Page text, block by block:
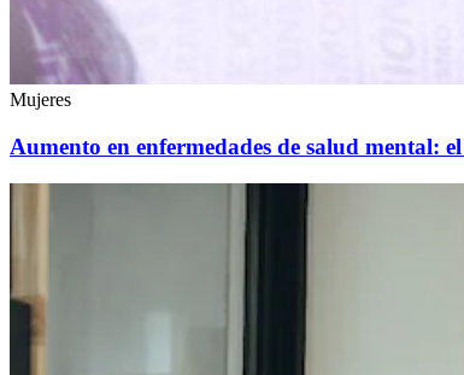
Mujeres
Aumento en enfermedades de salud mental: